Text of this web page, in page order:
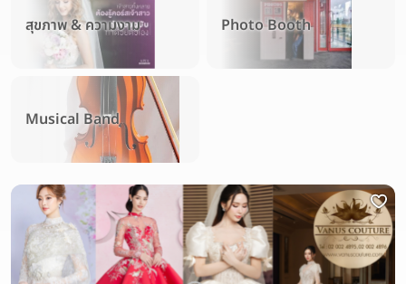
สุขภาพ & ความงาม Photo Booth
Musical Band